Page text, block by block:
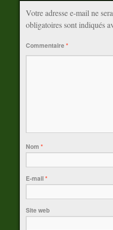
Votre adresse e-mail ne
obligatoires sont indiqués
Commentaire*
Nom *
E-mail*
Site web